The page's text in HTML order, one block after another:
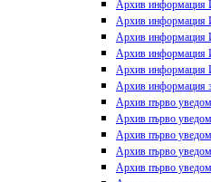
Архив
Архив
Архив
Архив
Архив
Архив информация
Архив първо
Архив първо
Архив първо
Архив първо
Архив първо